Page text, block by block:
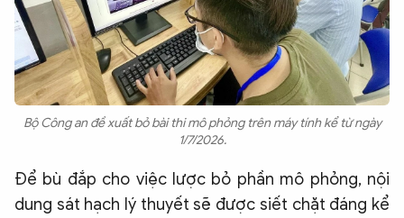
Bộ Công an đề xuất bỏ bài thi mô phỏng trên máy tính kể từ ngày
1/7/2026.
Để bù đắp cho việc lược bỏ phần mô phỏng, nội
dung sát hạch lý thuyết sẽ được siết chặt đáng kể